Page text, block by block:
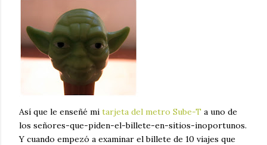
Así que le enseñé mi tarjeta del metro Sube-T a uno de
los señores-que-piden-el-billete-en-sitios-inoportunos.
Y cuando empezó a examinar el billete de 10 viajes que